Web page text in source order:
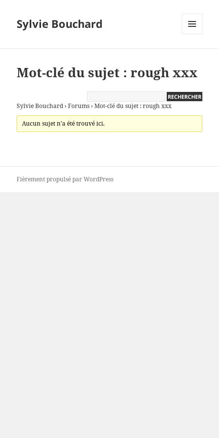
Sylvie Bouchard
Mot-clé du sujet : rough xxx
Sylvie Bouchard › Forums › Mot-clé du sujet : rough xxx
Aucun sujet n’a été trouvé ici.
Fièrement propulsé par WordPress